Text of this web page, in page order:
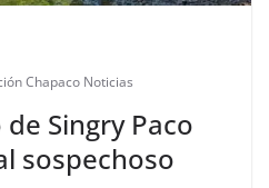
Chapaco Noticias
Singry Paco
sospechoso